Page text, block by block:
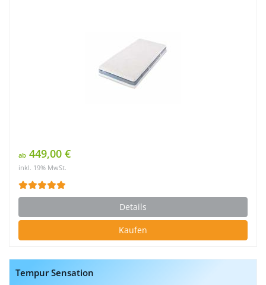
ab 449,00 €
inkl. 19% MwSt.
Details
Kaufen
Tempur Sensation